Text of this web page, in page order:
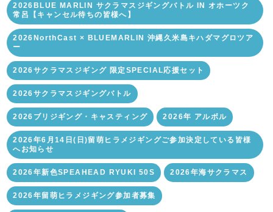
2026BLUE MARLIN サクラマスジギングバトル IN オホーツク
常呂【キャンセル待ちの皆様へ】
2026NorthCast × BLUEMARLIN 沖縄久米島キハダマグロツア
ー
2026サクラマスジギング 限定SPECIAL応援セット
2026サクラマスジギングバトル
2026ブリジギング・キャスティング 2026年 アルボル
2026年6月14日(日)留萌ヒラメジギングご参加決定している皆様
へお知らせ
2026年新色SPEAHEAD RYUKI 50S 2026年海サクラマス
2026年留萌ヒラメジギング参加者募集